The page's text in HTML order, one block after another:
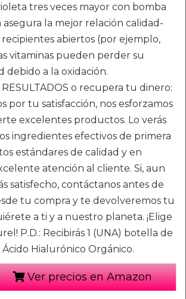
tres veces mayor con bomba
asegura la mejor relación calidad-
recipientes abiertos (por ejemplo,
vitaminas pueden perder su
debido a la oxidación.
RESULTADOS o recupera tu dinero:
por tu satisfacción, nos esforzamos
excelentes productos. Lo verás
ingredientes efectivos de primera
estándares de calidad y en
atención al cliente. Si, aun
satisfecho, contáctanos antes de
tu compra y te devolveremos tu
a ti y a nuestro planeta. ¡Elige
P.D.: Recibirás 1 (UNA) botella de
Hialurónico Orgánico.
Ver precios en Amazon